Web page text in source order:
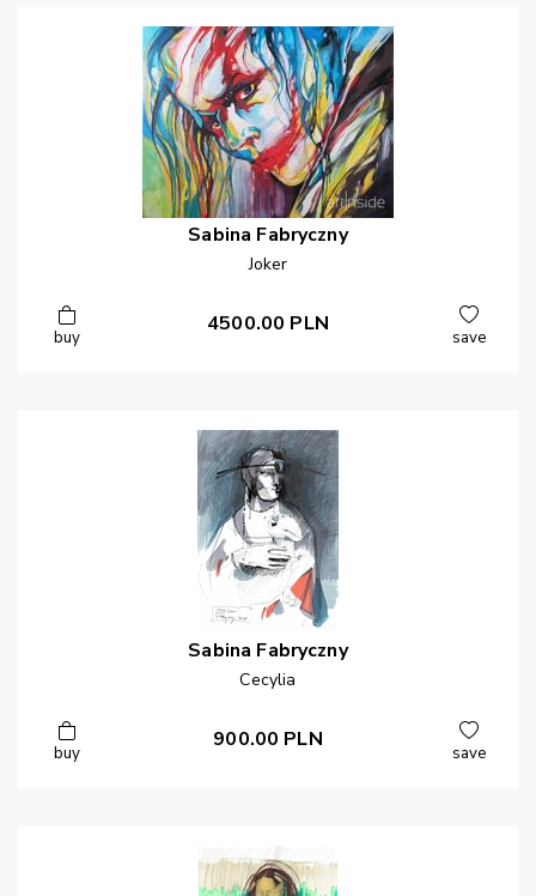
Sabina Fabryczny
Joker
buy
4500.00 PLN
save
Sabina Fabryczny
Cecylia
buy
900.00 PLN
save